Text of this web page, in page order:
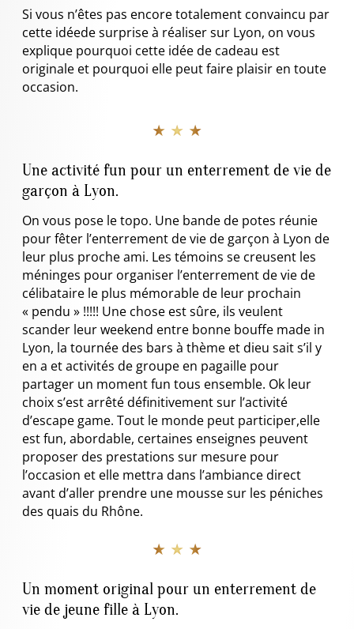
Si vous n’êtes pas encore totalement convaincu par
cette idéede surprise à réaliser sur Lyon, on vous
explique pourquoi cette idée de cadeau est
originale et pourquoi elle peut faire plaisir en toute
occasion.
★ ★ ★
Une activité fun pour un enterrement de vie de
garçon à Lyon.
On vous pose le topo. Une bande de potes réunie
pour fêter l’enterrement de vie de garçon à Lyon de
leur plus proche ami. Les témoins se creusent les
méninges pour organiser l’enterrement de vie de
célibataire le plus mémorable de leur prochain
« pendu » !!!!! Une chose est sûre, ils veulent
scander leur weekend entre bonne bouffe made in
Lyon, la tournée des bars à thème et dieu sait s’il y
en a et activités de groupe en pagaille pour
partager un moment fun tous ensemble. Ok leur
choix s’est arrêté définitivement sur l’activité
d’escape game. Tout le monde peut participer,elle
est fun, abordable, certaines enseignes peuvent
proposer des prestations sur mesure pour
l’occasion et elle mettra dans l’ambiance direct
avant d’aller prendre une mousse sur les péniches
des quais du Rhône.
★ ★ ★
Un moment original pour un enterrement de
vie de jeune fille à Lyon.